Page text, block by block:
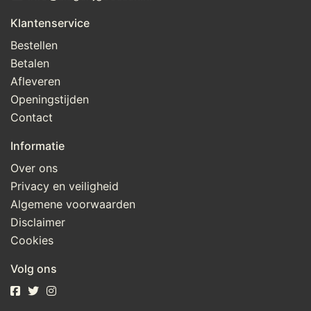
Klantenservice
Bestellen
Betalen
Afleveren
Openingstijden
Contact
Informatie
Over ons
Privacy en veiligheid
Algemene voorwaarden
Disclaimer
Cookies
Volg ons